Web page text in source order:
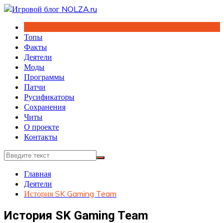
Перейти
содержимому
Топы
Факты
Деятели
Моды
Программы
Патчи
Русификаторы
Сохранения
Читы
О проекте
Контакты
Главная
Деятели
История SK Gaming Team
История SK Gaming Team